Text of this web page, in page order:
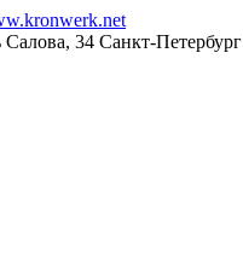
Салова, 34 Санкт-Петербург